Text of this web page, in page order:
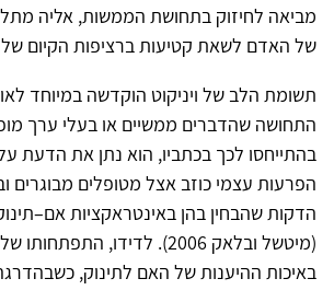
מביאה לחיזוק בתחושת הממשות, אליה
של האדם לשאת קטיעות ברציפות הקיום
תשומת הלב של ויניקוט הוקדשה במיוחד
התחושה שהדברים ממשיים או בעלי ערך
בהתייחסו לכך בכתביו, הוא נתן את הדעת
הפרעות עצמי כוזב אצל מטופלים מבוגרים
הדקות שהבחין בהן באינטראקציות
(מיטשל ובלאק 2006). לדידו,
באיכות ההיענות של האם לתינוק,